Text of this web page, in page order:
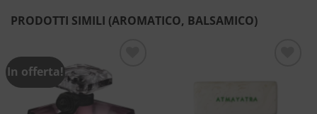
PRODOTTI SIMILI (AROMATICO, BALSAMICO)
In offerta!
Aggiungi
dei